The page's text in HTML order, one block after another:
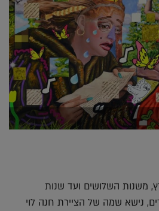
משנות השלושים ועד שנות
נישא שמה של הציירת חנה לוי